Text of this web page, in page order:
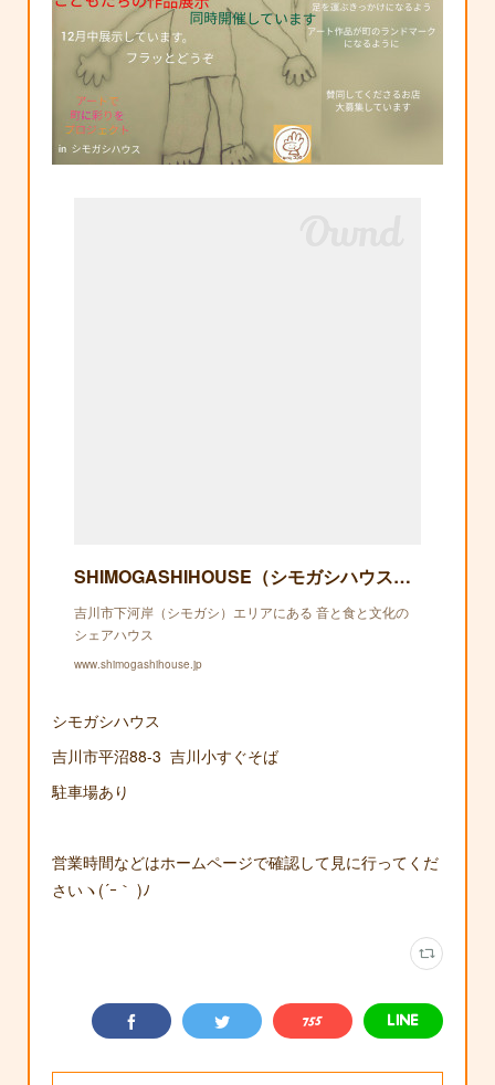
SHIMOGASHIHOUSE（シモガシハウス）｜吉川市下河岸（シモガシ）エリアにある 音と食と文化のシェアハウス
吉川市下河岸（シモガシ）エリアにある 音と食と文化の
シェアハウス
www.shimogashihouse.jp
シモガシハウス
吉川市平沼88-3 吉川小すぐそば
駐車場あり
営業時間などはホームページで確認して見に行ってくだ
さいヽ(´ｰ｀ )ﾉ